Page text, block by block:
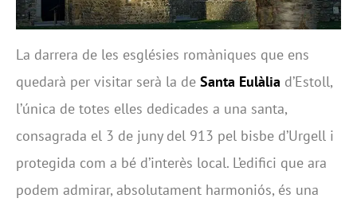
La darrera de les esglésies romàniques que ens
quedarà per visitar serà la de Santa Eulàlia d’Estoll,
l’única de totes elles dedicades a una santa,
consagrada el 3 de juny del 913 pel bisbe d’Urgell i
protegida com a bé d’interès local. L’edifici que ara
podem admirar, absolutament harmoniós, és una